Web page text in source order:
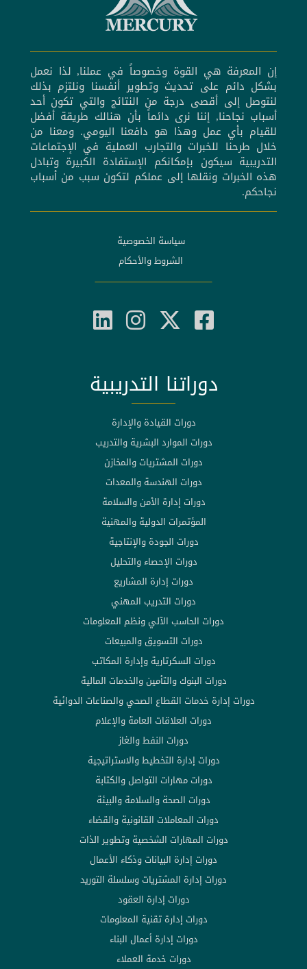
إن المعرفة هي القوة وخصوصاً في عملنا, لذا نعمل
بشكل دائم على تحديث وتطوير أنفسنا ونلتزم بذلك
لنتوصل إلى أقصى درجة من النتائج والتي تكون أحد
أسباب نجاحنا, إننا نرى دائماً بأن هنالك طريقة أفضل
للقيام بأي عمل وهذا هو دافعنا اليومي. ومعنا من
خلال طرحنا للخبرات والتجارب العملية في الإجتماعات
التدريبية سيكون بإمكانكم الإستفادة الكبيرة وتبادل
هذه الخبرات ونقلها إلى عملكم لتكون سبب من أسباب
نجاحكم.
سياسة الخصوصية
الشروط والأحكام
دوراتنا التدريبية
دورات القيادة والإدارة
دورات الموارد البشرية والتدريب
دورات المشتريات والمخازن
دورات الهندسة والمعدات
دورات إدارة الأمن والسلامة
المؤتمرات الدولية والمهنية
دورات الجودة والإنتاجية
دورات الإحصاء والتحليل
دورات إدارة المشاريع
دورات التدريب المهني
دورات الحاسب الآلي ونظم المعلومات
دورات التسويق والمبيعات
دورات السكرتارية وإدارة المكاتب
دورات البنوك والتأمين والخدمات المالية
دورات إدارة خدمات القطاع الصحي والصناعات الدوائية
دورات العلاقات العامة والإعلام
دورات النفط والغاز
دورات إدارة التخطيط والاستراتيجية
دورات مهارات التواصل والكتابة
دورات الصحة والسلامة والبيئة
دورات المعاملات القانونية والقضاء
دورات المهارات الشخصية وتطوير الذات
دورات إدارة البيانات وذكاء الأعمال
دورات إدارة المشتريات وسلسلة التوريد
دورات إدارة العقود
دورات إدارة تقنية المعلومات
دورات إدارة أعمال البناء
دورات خدمة العملاء